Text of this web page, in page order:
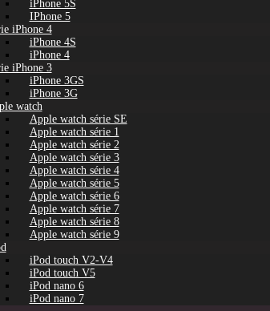
iPhone 5S
IPhone 5
iPhone 4
iPhone 4S
iPhone 4
iPhone 3
iPhone 3GS
iPhone 3G
watch
Apple watch série SE
Apple watch série 1
Apple watch série 2
Apple watch série 3
Apple watch série 4
Apple watch série 5
Apple watch série 6
Apple watch série 7
Apple watch série 8
Apple watch série 9
iPod touch V2-V4
iPod touch V5
iPod nano 6
iPod nano 7